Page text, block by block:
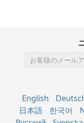
English
日本語
한국어